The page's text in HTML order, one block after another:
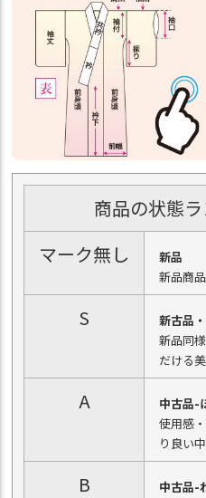
商品の状態
マーク無し
新品
新品商
S
新古品
新品同
だける美
A
中古品-
使用感
り良い
B
中古品-